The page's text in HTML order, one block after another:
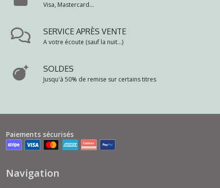
Visa, Mastercard...
SERVICE APRÈS VENTE
A votre écoute (sauf la nuit...)
SOLDES
Jusqu'à 50% de remise sur certains titres
Paiements sécurisés
Navigation